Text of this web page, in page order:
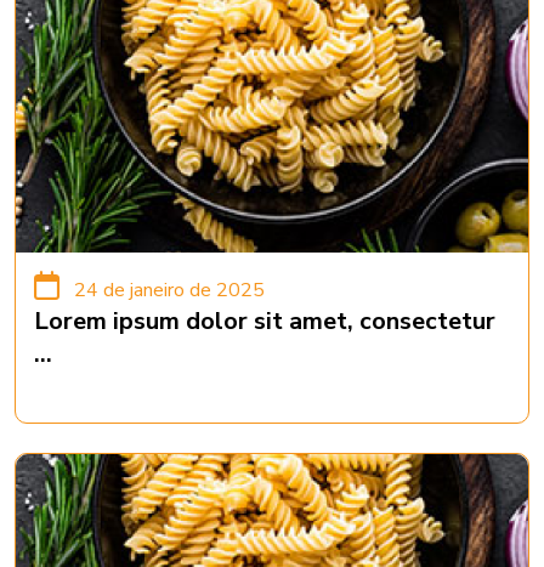
24 de janeiro de 2025
Lorem ipsum dolor sit amet, consectetur
...